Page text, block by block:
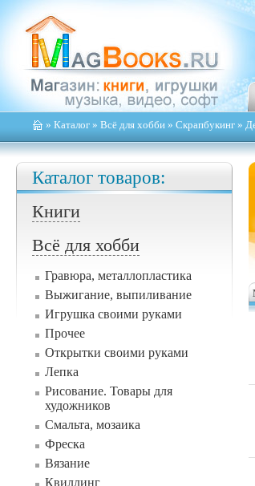
» Каталог » Всё для хобби » Скрапбукинг »
Каталог товаров:
Книги
Всё для хобби
Гравюра, металлопластика
Выжигание, выпиливание
Игрушка своими руками
Прочее
Открытки своими руками
Лепка
Рисование. Товары для
художников
Смальта, мозаика
Фреска
Вязание
Квиллинг